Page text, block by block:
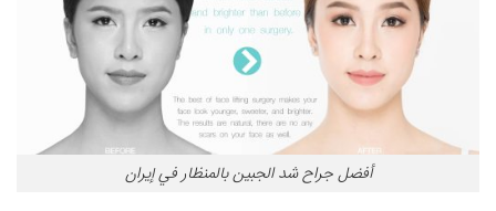
أفضل جراح شد الجبين بالمنظار في إيران